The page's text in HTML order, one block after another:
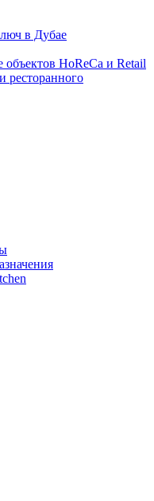
в Дубае
HoReCa и Retail
ресторанного